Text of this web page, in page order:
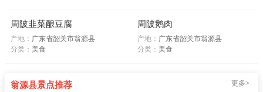
周陂韭菜酿豆腐
产地： 广东省韶关市翁源县
分类： 美食
周陂鹅肉
产地： 广东省韶关市翁源县
分类： 美食
翁源县景点推荐 更多>